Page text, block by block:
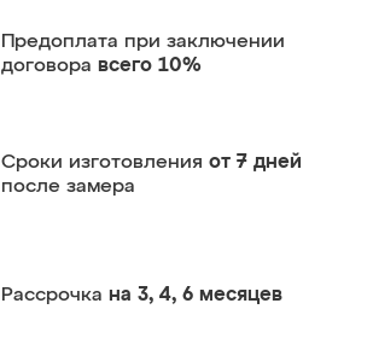
Предоплата при заключении
договора всего 10%
Сроки изготовления от 7 дней
после замера
Рассрочка на 3, 4, 6 месяцев